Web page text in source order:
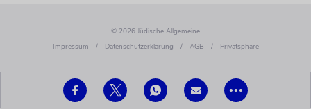
•••
© 2026 Jüdische Allgemeine
Impressum
/ Datenschutzerklärung / AGB / Privatsphäre